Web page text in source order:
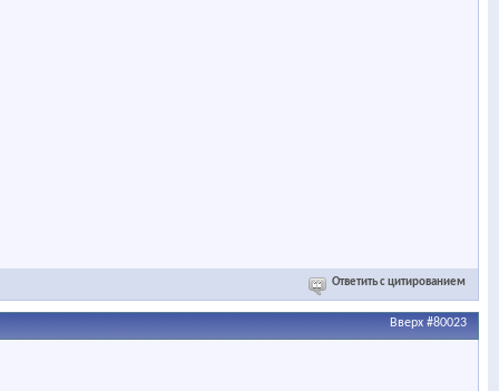
Ответить с цитированием
Вверх #80023